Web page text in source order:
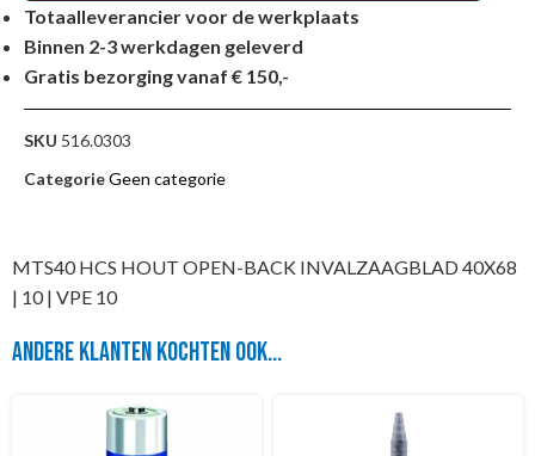
Totaalleverancier voor de werkplaats
Binnen 2-3 werkdagen geleverd
Gratis bezorging vanaf € 150,-
SKU 516.0303
CategorieGeen categorie
MTS40 HCS HOUT OPEN-BACK INVALZAAGBLAD 40X68
| 10 | VPE 10
Andere klanten kochten ook...